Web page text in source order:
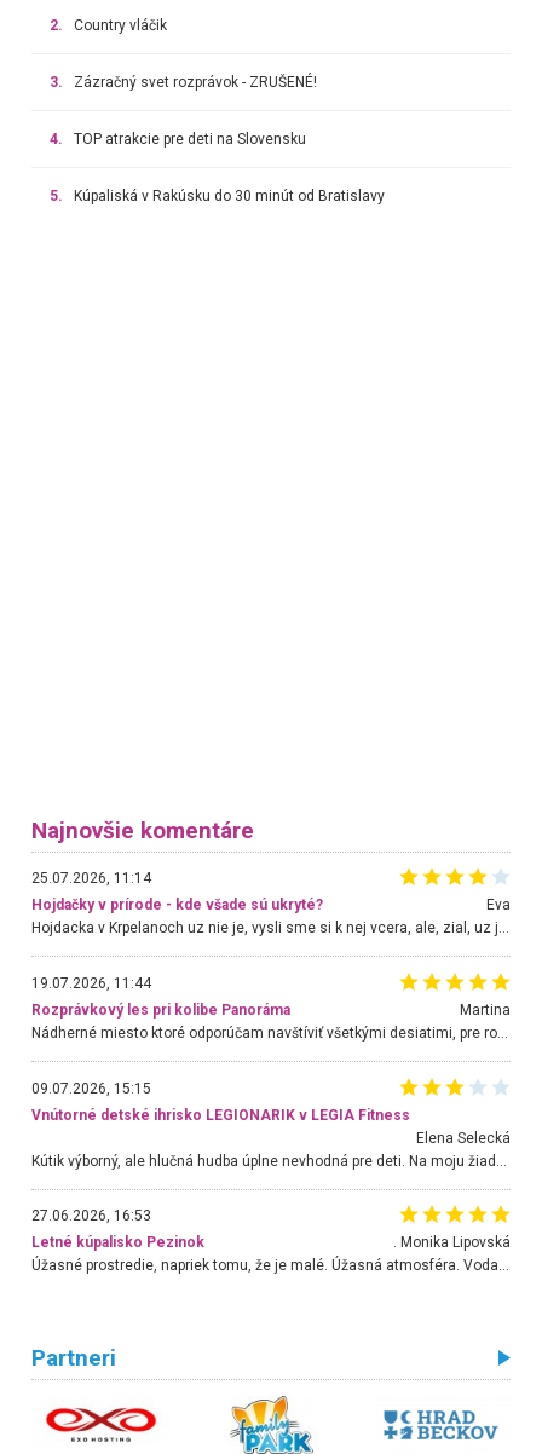
2. Country vláčik
3. Zázračný svet rozprávok - ZRUŠENÉ!
4. TOP atrakcie pre deti na Slovensku
5. Kúpaliská v Rakúsku do 30 minút od Bratislavy
Najnovšie komentáre
25.07.2026, 11:14
Hojdačky v prírode - kde všade sú ukryté?
Eva
Hojdacka v Krpelanoch uz nie je, vysli sme si k nej vcera, ale, zial, uz je znicena. Ak sem planujete cestu len kvoli hojdacke, mozete si ju usetrit. Krasny vyhlad je tu vsak aj bez hojdacky :-)
19.07.2026, 11:44
Rozprávkový les pri kolibe Panoráma
Martina
Nádherné miesto ktoré odporúčam navštíviť všetkými desiatimi, pre rodiny s deťmi, dôchodcom... Proste a jednoducho ozaj rozprávkový les.. určite ešte prídeme. Odniesli sme si na pamiatku krásne tričká,
09.07.2026, 15:15
Vnútorné detské ihrisko LEGIONARIK v LEGIA Fitness
Elena Selecká
27.06.2026, 16:53
Letné kúpalisko Pezinok
. Monika Lipovská
Úžasné prostredie, napriek tomu, že je malé. Úžasná atmosféra. Voda fantastická a nádherná. Ľudí je pomerne veľa, ale su mili a ohľaduplní. Je veľmi zaujímavé sledovať, ako dokážu spolu športovať cudzí ľudia a bez ohľadu na vek. Vládne tu pohoda. Vnuka neviem dostať z vody. Ďakujem za krásny deň . Urcite sa sem vrátim. Jediný problém je s parkovaním, ale aj ten sa mi podarilo vyriešiť. Monika Bratislava
Partneri